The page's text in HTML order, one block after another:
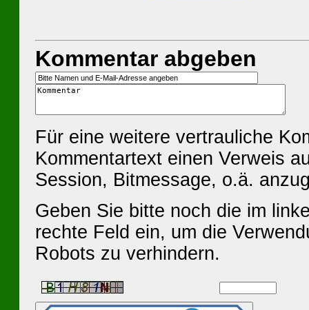
Kommentar abgeben
Für eine weitere vertrauliche
Kommentartext einen Verweis
Session, Bitmessage, o.ä.
Geben Sie bitte noch die im
rechte Feld ein, um die
Robots zu verhindern.